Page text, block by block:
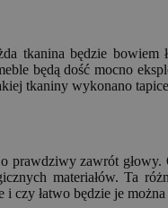
tkanina będzie
będą dość mocno
tkaniny wykonano
zawrót
materiałów. Ta
łatwo będzie je